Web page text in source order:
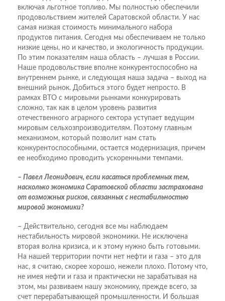
включая льготное топливо. Мы полностью обеспечили
продовольствием жителей Саратовской области. У нас
самая низкая стоимость минимального набора
продуктов питания. Сегодня мы обеспечиваем не только
низкие цены, но и качество, и экологичность продукции.
По этим показателям наша область – лучшая в России.
Наше продовольствие вполне конкурентоспособно на
внутреннем рынке, и следующая наша задача – выход на
внешний рынок. Добиться этого будет непросто. В
рамках ВТО с мировыми рынками конкурировать
сложно, так как в целом уровень развития
отечественного аграрного сектора уступает ведущим
мировым сельхозпроизводителям. Поэтому главным
механизмом, который позволит нам стать
конкурентоспособными, остается модернизация, причем
ее необходимо проводить ускоренными темпами.
– Павел Леонидович, если касаться проблемных тем,
насколько экономика Саратовской области застрахована
от возможных рисков, связанных с нестабильностью
мировой экономики?
– Действительно, сегодня все мы наблюдаем
нестабильность мировой экономики. Не исключена
вторая волна кризиса, и к этому нужно быть готовыми.
На нашей территории почти нет нефти и газа – это для
нас, я считаю, скорее хорошо, нежели плохо. Потому что,
не имея нефти и газа и практически не зарабатывая на
этом, мы развиваем нашу экономику, прежде всего, за
счет перерабатывающей промышленности. И большая